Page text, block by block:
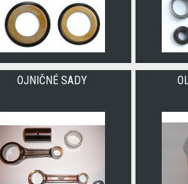
OJNIČNÉ SADY